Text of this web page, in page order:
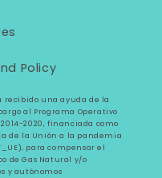
Policy
recibido una ayuda de la
al Programa Operativo
2014-2020, financiada como
de la Unión a la pandemia
para compensar el
de Gas Natural y/o
y autónomos